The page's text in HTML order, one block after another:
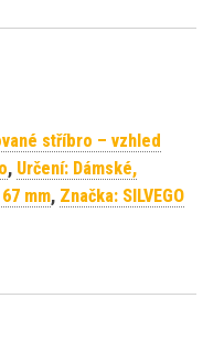
stříbro – vzhled
, Určení: Dámské,
mm, Značka: SILVEGO